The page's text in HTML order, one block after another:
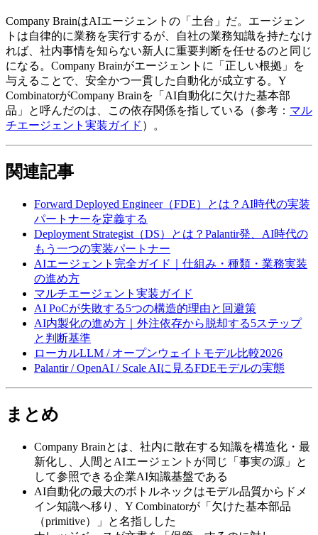
Company Brainは​AIエージェントの​「土台」だ。​エージェン
トは​自律的に​業務を​実行するが、​自社の​業務知識を​持たなけ
れば、​社内事情を​知らない​新人に​重要判断を​任せるのと​同じ
に​なる。​Company Brainが​エージェントに​「正しい​根拠」を​
与える​ことで、​安全か​つ​一貫した​自動化が​成立する。​Y
Combinatorが​Company Brainを​「AI自動化に​欠けた​基本部
品」と​呼んだのは、​この​依存関係を​指している​（参考： マル
チエージェント実装ガイド ）。
関連記事
Forward Deployed Engineer​（FDE）とは？​AI時代の​実装
パートナーを​定義する
Deployment Strategist​（DS）とは？​Palantir発、​AI時代の​
もう​一つの​実装パートナー
AIエージェント完全ガイド｜仕組み・種類・業務実装
の​進め方
マルチエージェント実装ガイド
AI PoCが​失敗する​5つの​構造的理由と​回避策
AI内製化の​進め方​｜外注依存から​脱却する​5ステップ
と​判断基準
ローカルLLM / オープンウェイトモデル比較2026
Palantir / OpenAI / Scale AIに​見る​FDEモデルの​実態
まとめ
Company Brainとは、​社内に​散在する​知識を​構造化・​最
新化し、​人間と​AIエージェントが​同じ​「事実の​源」と​
して​参照できる​企業AI知識基盤である
AI自動化の​最大の​ボトルネックは​モデル品質から​ドメ
イン知識へ​移り、​Y Combinatorが​「欠けた​基本部​品​
（primitive）」と​名指しした